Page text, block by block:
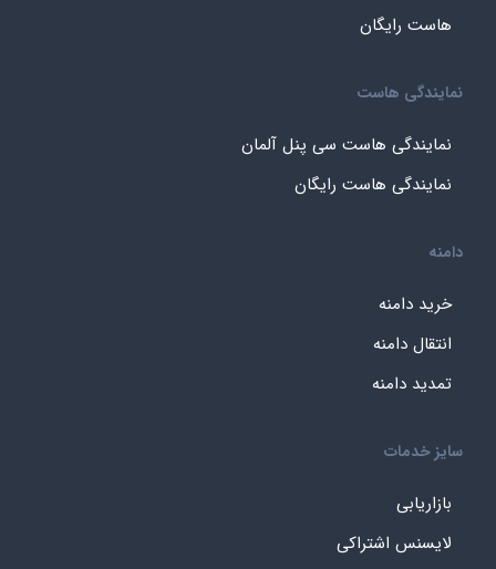
هاست رایگان
نمایندگی هاست
نمایندگی هاست سی پنل آلمان
نمایندگی هاست رایگان
دامنه
خرید دامنه
انتقال دامنه
تمدید دامنه
سایز خدمات
بازاریابی
لایسنس اشتراکی